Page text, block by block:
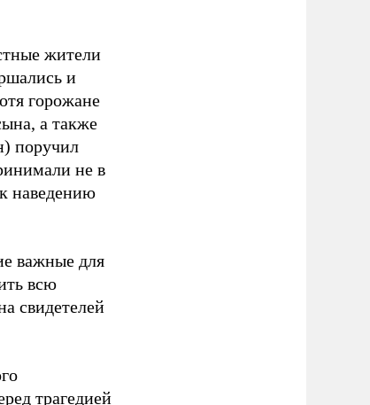
жители
и
горожане
а также
поручил
не в
наведению
важные для
всю
свидетелей
трагедией